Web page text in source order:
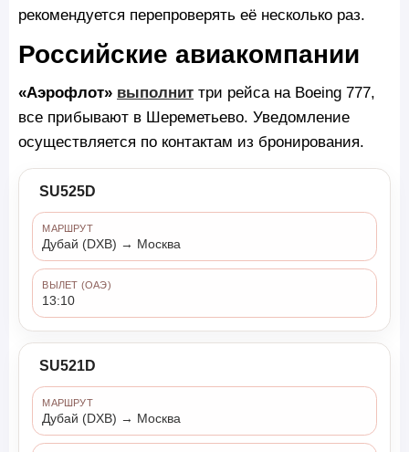
рекомендуется перепроверять её несколько раз.
Российские авиакомпании
«Аэрофлот» выполнит три рейса на Boeing 777,
все прибывают в Шереметьево. Уведомление
осуществляется по контактам из бронирования.
SU525D
МАРШРУТ
Дубай (DXB) → Москва
ВЫЛЕТ (ОАЭ)
13:10
SU521D
МАРШРУТ
Дубай (DXB) → Москва